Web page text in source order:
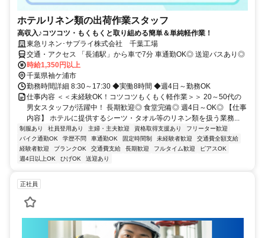
ホテルリネン類の出荷作業スタッフ
高収入♪コツコツ・もくもくと取り組める簡単＆単純軽作業！
東急リネン･サプライ株式会社 千葉工場
交通・アクセス 「長浦駅」から車で7分 車通勤OK◎ 送迎バスあり◎
時給1,350円以上
千葉県袖ケ浦市
勤務時間詳細 8:30～17:30 ◆実働8時間 ◆週4日～勤務OK
仕事内容 ＜＜未経験OK！コツコツもくもく軽作業＞＞ 20～50代の
男女スタッフが活躍中！ 長期歓迎◎ 食堂完備◎ 週4日～OK◎ 【仕事
内容】 ホテルに提供するシーツ・タオル等のリネン類を扱う業務...
制服あり 社員登用あり 主婦・主夫歓迎 資格取得支援あり
フリーター歓迎
バイク通勤OK
学歴不問 車通勤OK 固定時間制 未経験者歓迎
交通費全額支給
経験者歓迎
ブランクOK 交通費支給 長期歓迎 フルタイム歓迎
ピアスOK
週4日以上OK
ひげOK 送迎あり
正社員